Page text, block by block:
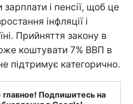
зарплати і пенсії, щоб це
інфляції і
Прийняття закону в
коштувати 7% ВВП в
підтримує категорично.
главное! Подпишитесь на